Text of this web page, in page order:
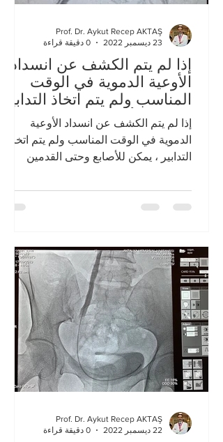
إذا لم يتم الكشف عن انسداد
الأوعية الدموية في الوقت
المناسب ولم يتم اتخاذ التدابير
، يمكن للأصابع وح
إذا لم يتم الكشف عن انسداد الأوعية
الدموية في الوقت المناسب ولم يتم اتخاذ
التدابير ، يمكن للأصابع وحتى القدمين
Prof. Dr. Aykut Recep AKTAŞ
23 ديسمبر 2022
0 دقيقة قراءة
Prof. Dr. Aykut Recep AKTAŞ
22 ديسمبر 2022
0 دقيقة قراءة